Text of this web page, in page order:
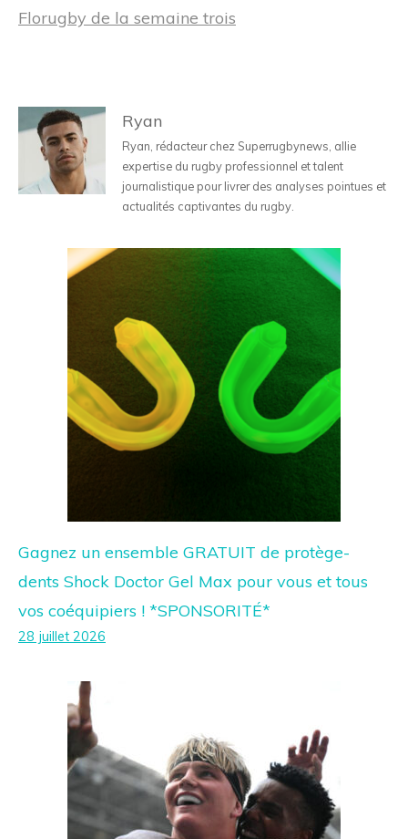
Florugby de la semaine trois
Ryan
Ryan, rédacteur chez Superrugbynews, allie
expertise du rugby professionnel et talent
journalistique pour livrer des analyses pointues et
actualités captivantes du rugby.
Gagnez un ensemble GRATUIT de protège-
dents Shock Doctor Gel Max pour vous et tous
vos coéquipiers ! *SPONSORITÉ*
28 juillet 2026